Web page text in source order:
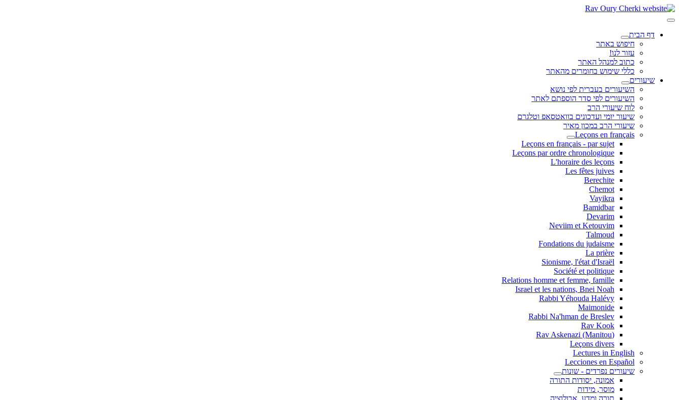
דף הבית
חיפוש באתר
עזור לנו!
כתוב למנהל האתר
כללי שימוש בחומרים מהאתר
שיעורים
השיעורים בעברית לפי נושא
השיעורים לפי סדר הוספתם לאתר
לוח שיעורי הרב
שיעור יומי ועדכונים בוואטסאפ וטלגרם
שיעורי הרב במכון מאיר
Leçons en français
Leçons en français - par sujet
Leçons par ordre chronologique
L'horaire des leçons
Les fêtes juives
Berechite
Chemot
Vayikra
Bamidbar
Devarim
Neviim et Ketouvim
Talmoud
Fondations du judaisme
La prière
Sionisme, l'état d'Israël
Société et politique
Relations homme et femme, famille
Israel et les nations, Bnei Noah
Rabbi Yéhouda Halévy
Maimonide
Rabbi Na'hman de Breslev
Rav Kook
(Rav Askenazi (Manitou
Leçons divers
Lectures in English
Lecciones en Español
שיעורים נפרדים - שונות
אמונה, יסודות התורה
מוסר, מידות
תורה ומדע, אבולוציה